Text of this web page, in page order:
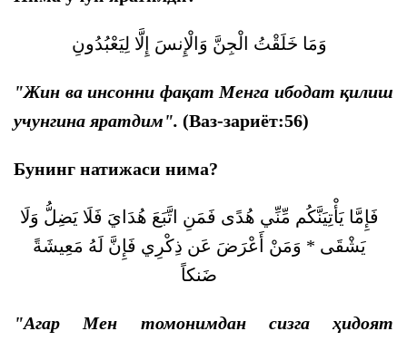
وَمَا خَلَقْتُ الْجِنَّ وَالْإِنسَ إِلَّا لِيَعْبُدُونِ
"Жин ва инсонни фақат Менга ибодат қилиш
учунгина яратдим". (Ваз-зариёт:56)
Бунинг натижаси нима?
فَإِمَّا يَأْتِيَنَّكُم مِّنِّي هُدًى فَمَنِ اتَّبَعَ هُدَايَ فَلَا يَضِلُّ وَلَا
يَشْقَى * وَمَنْ أَعْرَضَ عَن ذِكْرِي فَإِنَّ لَهُ مَعِيشَةً
ضَنكاً
"Агар Мен томонимдан сизга ҳидоят